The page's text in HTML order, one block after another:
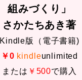
組みづくり」
さかたちあき著
Kindle版（電子書籍)
￥0 kindleunlimited
または ￥500で購入